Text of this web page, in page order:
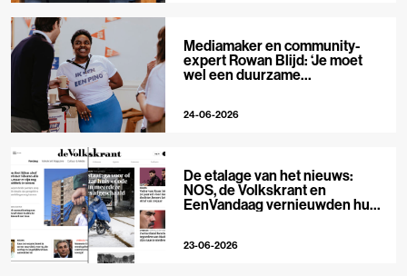
Mediamaker en community-
expert Rowan Blijd: ‘Je moet
wel een duurzame
24-06-2026
De etalage van het nieuws:
NOS, de Volkskrant en
EenVandaag vernieuwden hun
23-06-2026